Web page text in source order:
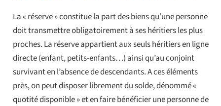
La « réserve » constitue la part des biens qu’une personne
doit transmettre obligatoirement à ses héritiers les plus
proches. La réserve appartient aux seuls héritiers en ligne
directe (enfant, petits-enfants…) ainsi qu’au conjoint
survivant en l’absence de descendants. A ces éléments
près, on peut disposer librement du solde, dénommé «
quotité disponible » et en faire bénéficier une personne de